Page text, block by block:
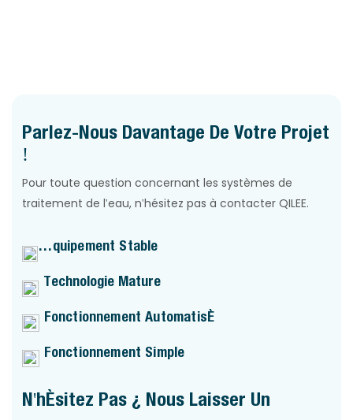
Parlez-Nous Davantage De Votre Projet
!
Pour toute question concernant les systèmes de
traitement de l'eau, n'hésitez pas à contacter QILEE.
Équipement Stable
Technologie Mature
Fonctionnement Automatisé
Fonctionnement Simple
N'hésitez Pas À Nous Laisser Un